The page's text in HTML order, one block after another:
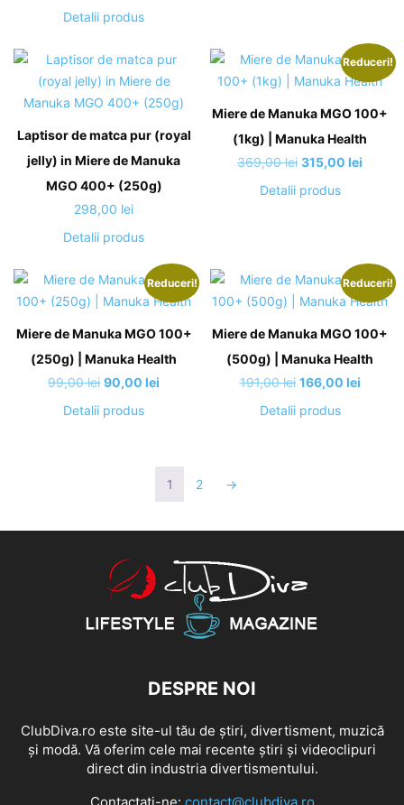
Detalii produs
78,00 lei.
Laptisor de matca pur (royal
jelly) in Miere de Manuka
MGO 400+ (250g)
298,00 lei
Detalii produs
Reduceri!
Miere de Manuka MGO 100+
(1kg) | Manuka Health
369,00lei Prețul
inițial
315,00lei
Detalii produs
Reduceri!
Miere de Manuka MGO 100+
(250g) | Manuka Health
99,00lei Prețul
inițial
99,00 lei.
90,00lei
Detalii produs
Reduceri!
Miere de Manuka MGO 100+
(500g) | Manuka Health
191,00lei Prețul
inițial
166,00 leiPrețul
Detalii produs
1 2 →
DESPRE NOI
ClubDiva.ro este site-ul tău de știri, divertisment, muzică
și modă. Vă oferim cele mai recente știri și videoclipuri
direct din industria divertismentului.